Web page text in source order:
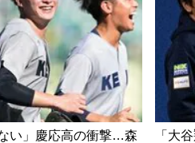
い」慶応高の衝撃…森
「大